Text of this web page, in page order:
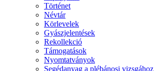
Történet
Névtár
Körlevelek
Gyászjelentések
Rekollekció
Támogatások
Nyomtatványok
Segédanyag a plébánosi vizsgához